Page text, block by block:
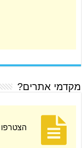
מקדמי אתרים?